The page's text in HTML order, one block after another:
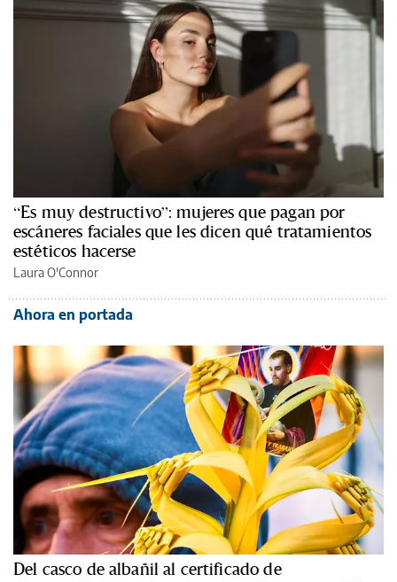
“Es muy destructivo”: mujeres que pagan por
escáneres faciales que les dicen qué tratamientos
estéticos hacerse
Laura O'Connor
Ahora en portada
Del casco de albañil al certificado de